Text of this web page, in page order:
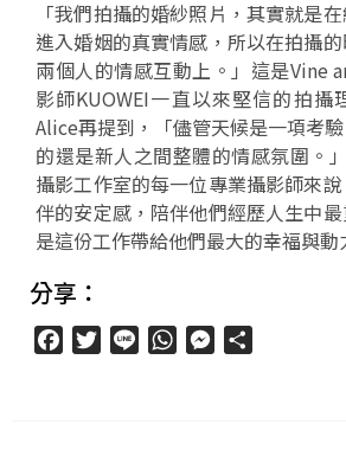
「我們拍攝的婚紗照片，其實就是
進入婚姻的真實情感，所以在拍攝
兩個人的情感互動上。」這是Vine
影師KUOWEI一直以來堅信的拍攝
Alice再提到，「儘管天候是一項考
的還是新人之間整體的情感氛圍。
攝影工作室的每一位專業攝影師來
伴的安定感，陪伴他們經歷人生中最
是這份工作帶給他們最大的幸福與動
分享：
FacebookTwitter
Line WhatsAppMessenger